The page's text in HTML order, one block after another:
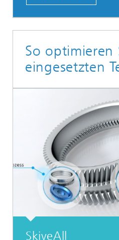
So optimieren
eingesetzten
SkiveAll